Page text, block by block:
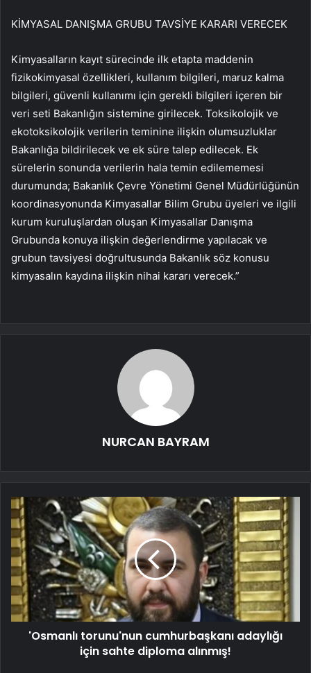
KİMYASAL DANIŞMA GRUBU TAVSİYE KARARI VERECEK
Kimyasalların kayıt sürecinde ilk etapta maddenin
fizikokimyasal özellikleri, kullanım bilgileri, maruz kalma
bilgileri, güvenli kullanımı için gerekli bilgileri içeren bir
veri seti Bakanlığın sistemine girilecek. Toksikolojik ve
ekotoksikolojik verilerin teminine ilişkin olumsuzluklar
Bakanlığa bildirilecek ve ek süre talep edilecek. Ek
sürelerin sonunda verilerin hala temin edilememesi
durumunda; Bakanlık Çevre Yönetimi Genel Müdürlüğünün
koordinasyonunda Kimyasallar Bilim Grubu üyeleri ve ilgili
kurum kuruluşlardan oluşan Kimyasallar Danışma
Grubunda konuya ilişkin değerlendirme yapılacak ve
grubun tavsiyesi doğrultusunda Bakanlık söz konusu
kimyasalın kaydına ilişkin nihai kararı verecek.”
NURCAN BAYRAM
'Osmanlı torunu'nun cumhurbaşkanı adaylığı
için sahte diploma alınmış!